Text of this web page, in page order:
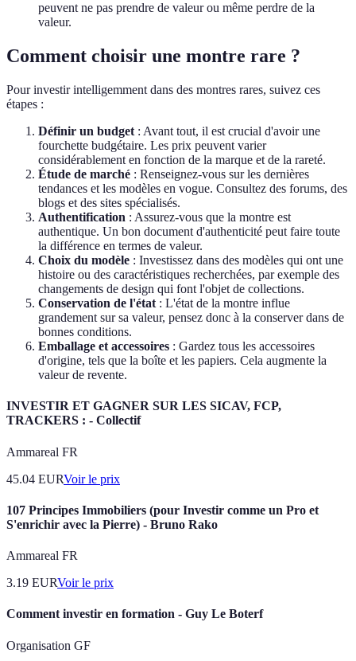
peuvent ne pas prendre de valeur ou même perdre de la
valeur.
Comment choisir une montre rare ?
Pour investir intelligemment dans des montres rares, suivez ces
étapes :
Définir un budget : Avant tout, il est crucial d'avoir une
fourchette budgétaire. Les prix peuvent varier
considérablement en fonction de la marque et de la rareté.
Étude de marché : Renseignez-vous sur les dernières
tendances et les modèles en vogue. Consultez des forums, des
blogs et des sites spécialisés.
Authentification : Assurez-vous que la montre est
authentique. Un bon document d'authenticité peut faire toute
la différence en termes de valeur.
Choix du modèle : Investissez dans des modèles qui ont une
histoire ou des caractéristiques recherchées, par exemple des
changements de design qui font l'objet de collections.
Conservation de l'état : L'état de la montre influe
grandement sur sa valeur, pensez donc à la conserver dans de
bonnes conditions.
Emballage et accessoires : Gardez tous les accessoires
d'origine, tels que la boîte et les papiers. Cela augmente la
valeur de revente.
INVESTIR ET GAGNER SUR LES SICAV, FCP,
TRACKERS : - Collectif
Ammareal FR
45.04 EURVoir le prix
107 Principes Immobiliers (pour Investir comme un Pro et
S'enrichir avec la Pierre) - Bruno Rako
Ammareal FR
3.19 EURVoir le prix
Comment investir en formation - Guy Le Boterf
Organisation GF